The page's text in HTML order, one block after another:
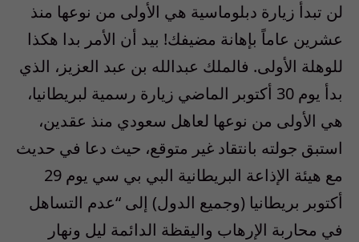
لن تبدأ زيارة دبلوماسية هي الأولى من نوعها منذ
عشرين عاماً بإهانة مضيفك! بيد أن الأمر بدا هكذا
للوهلة الأولى. فالملك عبدالله بن عبد العزيز، الذي
بدأ يوم 30 أكتوبر الماضي زيارة رسمية لبريطانيا،
هي الأولى من نوعها لعاهل سعودي منذ عقدين،
استبق جولته بانتقاد غير متوقع، حيث دعا في حديث
مع هيئة الإذاعة البريطانية البي بي سي يوم 29
أكتوبر بريطانيا (وجميع الدول) إلى “عدم التساهل
في محاربة الإرهاب واليقظة الدائمة ليل ونهار